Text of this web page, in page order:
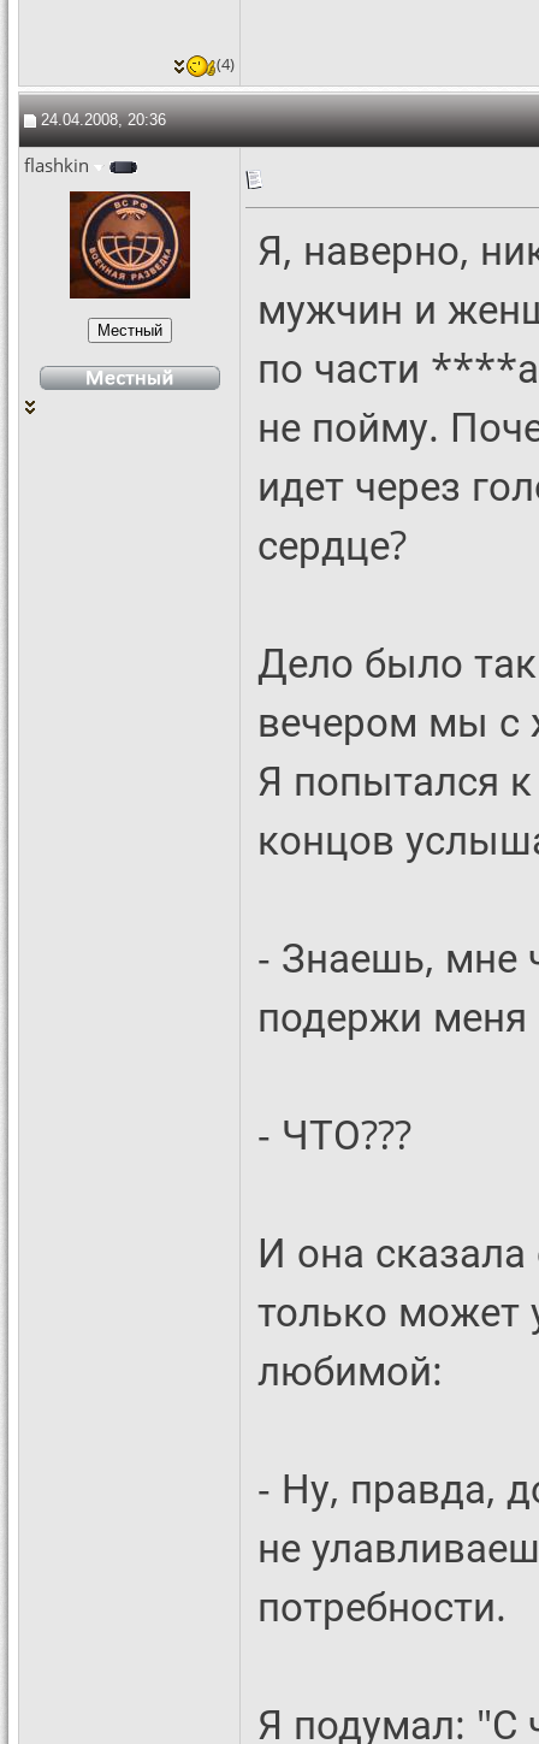
(4)
24.04.2008, 20:36
flashkin
Я, наверно,
мужчин и
по части
не пойму.
идет через
сердце?
Дело было
вечером мы с
Я попытался
концов
- Знаешь, мне
подержи меня
- ЧТО???
И она
только может
любимой:
- Ну, правда,
не
потребности.
Я подумал: "С